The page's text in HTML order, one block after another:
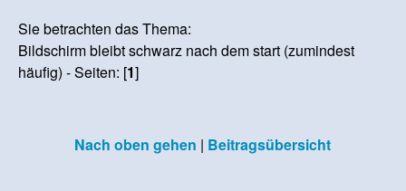
Sie betrachten das Thema:
Bildschirm bleibt schwarz nach dem start (zumindest
häufig) - Seiten: [1]
Nach oben gehen | Beitragsübersicht